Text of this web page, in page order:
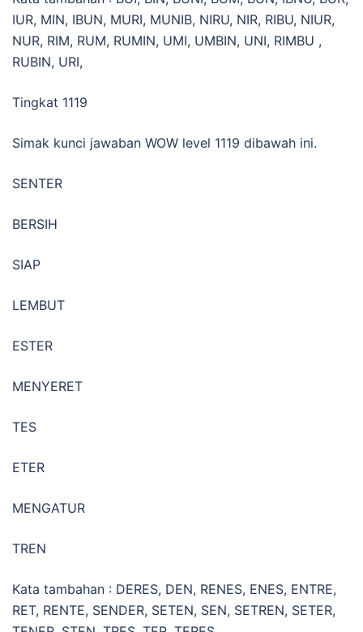
IUR, MIN, IBUN, MURI, MUNIB, NIRU, NIR, RIBU, NIUR,
NUR, RIM, RUM, RUMIN, UMI, UMBIN, UNI, RIMBU ,
RUBIN, URI,
Tingkat 1119
Simak kunci jawaban WOW level 1119 dibawah ini.
SENTER
BERSIH
SIAP
LEMBUT
ESTER
MENYERET
TES
ETER
MENGATUR
TREN
Kata tambahan : DERES, DEN, RENES, ENES, ENTRE,
RET, RENTE, SENDER, SETEN, SEN, SETREN, SETER,